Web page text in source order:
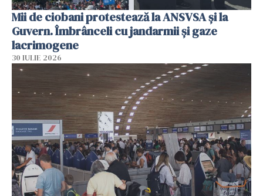
Mii de ciobani protestează la ANSVSA și la
Guvern. Îmbrânceli cu jandarmii și gaze
lacrimogene
30 IULIE 2026